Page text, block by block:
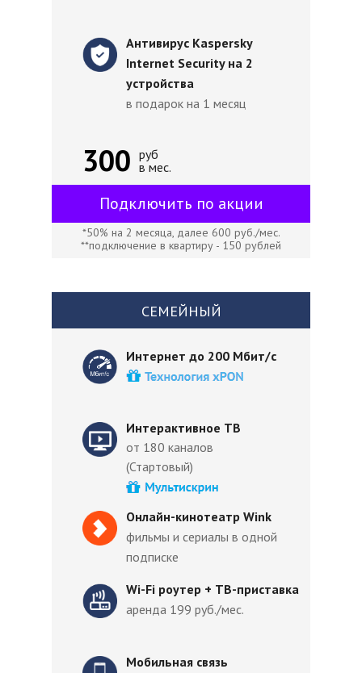
Подключить по акции
300
Мобильная связь
Интерактивное ТВ
от 180 каналов
(Стартовый)
Интернет до 200 Мбит/с
*50% на 2 месяца, далее 600 руб./мес.
**подключение в квартиру - 150 рублей
руб
в мес.
Антивирус Kaspersky
Internet Security на 2
устройства
в подарок на 1 месяц
Wi-Fi роутер + ТВ-приставка
аренда 199 руб./мес.
СЕМЕЙНЫЙ
Онлайн-кинотеатр Wink
фильмы и сериалы в одной
подписке